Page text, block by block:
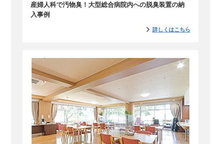
産婦人科で汚物臭！大型総合病院内への脱臭装置の納
入事例
詳しくはこちら